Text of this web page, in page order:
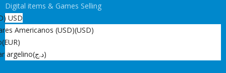
Digital items & Games Selling
USD
Americanos (USD)(USD)
(EUR)
argelino
(د.ج)